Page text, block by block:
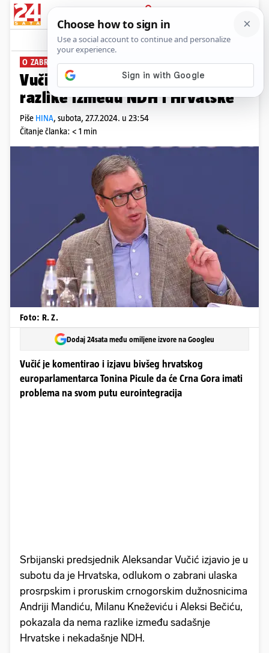
PRIJAVA
News Komentari
O ZABRANI CRNOGORSKIH DUŽNOSNIKA
Vučić šokirao izjavom: 'Nema
razlike između NDH i Hrvatske'
Piše HINA, subota, 27.7.2024. u 23:54
Čitanje članka: < 1 min
Foto: R. Z.
Dodaj 24sata među omiljene izvore na Googleu
Vučić je komentirao i izjavu bivšeg hrvatskog
europarlamentarca Tonina Picule da će Crna Gora imati
problema na svom putu eurointegracija
Srbijanski predsjednik Aleksandar Vučić izjavio je u
subotu da je Hrvatska, odlukom o zabrani ulaska
prosrpskim i proruskim crnogorskim dužnosnicima
Andriji Mandiću, Milanu Kneževiću i Aleksi Bečiću,
pokazala da nema razlike između sadašnje
Hrvatske i nekadašnje NDH.